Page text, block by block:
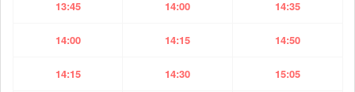
13:45 14:00 14:35
14:00 14:15 14:50
14:15 14:30 15:05